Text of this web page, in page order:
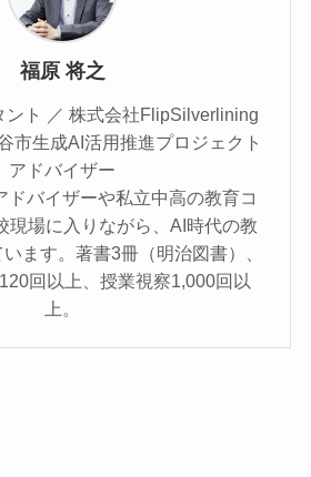
福原 将之
ント ／ 株式会社FlipSilverlining
市生成AI活用推進プロジェクト
アドバイザー
ドバイザーや私立中高の教育コ
現場に入りながら、AI時代の教
ます。著書3冊（明治図書）、
回以上、授業視察1,000回以
上。